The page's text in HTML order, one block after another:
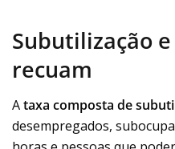
Subutilização
recuam
Ataxa composta de
desempregados,